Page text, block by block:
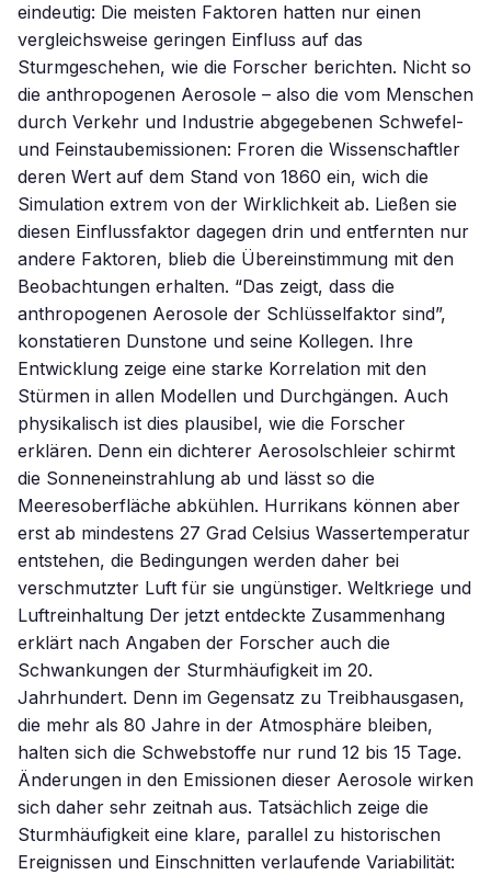
eindeutig: Die meisten Faktoren hatten nur einen
vergleichsweise geringen Einfluss auf das
Sturmgeschehen, wie die Forscher berichten. Nicht so
die anthropogenen Aerosole – also die vom Menschen
durch Verkehr und Industrie abgegebenen Schwefel-
und Feinstaubemissionen: Froren die Wissenschaftler
deren Wert auf dem Stand von 1860 ein, wich die
Simulation extrem von der Wirklichkeit ab. Ließen sie
diesen Einflussfaktor dagegen drin und entfernten nur
andere Faktoren, blieb die Übereinstimmung mit den
Beobachtungen erhalten. “Das zeigt, dass die
anthropogenen Aerosole der Schlüsselfaktor sind”,
konstatieren Dunstone und seine Kollegen. Ihre
Entwicklung zeige eine starke Korrelation mit den
Stürmen in allen Modellen und Durchgängen. Auch
physikalisch ist dies plausibel, wie die Forscher
erklären. Denn ein dichterer Aerosolschleier schirmt
die Sonneneinstrahlung ab und lässt so die
Meeresoberfläche abkühlen. Hurrikans können aber
erst ab mindestens 27 Grad Celsius Wassertemperatur
entstehen, die Bedingungen werden daher bei
verschmutzter Luft für sie ungünstiger. Weltkriege und
Luftreinhaltung Der jetzt entdeckte Zusammenhang
erklärt nach Angaben der Forscher auch die
Schwankungen der Sturmhäufigkeit im 20.
Jahrhundert. Denn im Gegensatz zu Treibhausgasen,
die mehr als 80 Jahre in der Atmosphäre bleiben,
halten sich die Schwebstoffe nur rund 12 bis 15 Tage.
Änderungen in den Emissionen dieser Aerosole wirken
sich daher sehr zeitnah aus. Tatsächlich zeige die
Sturmhäufigkeit eine klare, parallel zu historischen
Ereignissen und Einschnitten verlaufende Variabilität: